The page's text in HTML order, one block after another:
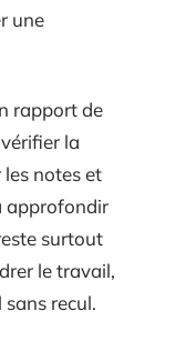
une
rapport de
la
notes et
approfondir
surtout
le travail,
recul.